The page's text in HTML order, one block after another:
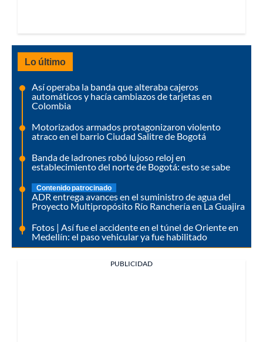
Lo último
Así operaba la banda que alteraba cajeros
automáticos y hacía cambiazos de tarjetas en
Colombia
Motorizados armados protagonizaron violento
atraco en el barrio Ciudad Salitre de Bogotá
Banda de ladrones robó lujoso reloj en
establecimiento del norte de Bogotá: esto se sabe
Contenido patrocinado
ADR entrega avances en el suministro de agua del
Proyecto Multipropósito Río Ranchería en La Guajira
Fotos | Así fue el accidente en el túnel de Oriente en
Medellín: el paso vehicular ya fue habilitado
PUBLICIDAD